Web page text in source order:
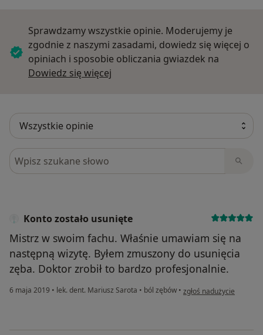
Sprawdzamy wszystkie opinie. Moderujemy je
zgodnie z naszymi zasadami, dowiedz się więcej o
opiniach i sposobie obliczania gwiazdek na
Dowiedz się więcej
Szukaj w opiniach
Konto zostało usunięte
Mistrz w swoim fachu. Właśnie umawiam się na
następną wizytę. Byłem zmuszony do usunięcia
zęba. Doktor zrobił to bardzo profesjonalnie.
6 maja 2019 • lek. dent. Mariusz Sarota • ból zębów • w opinii użytkownika
zgłoś nadużycie